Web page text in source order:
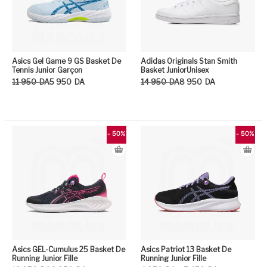
Asics Gel Game 9 GS Basket De
Tennis Junior Garçon
11 950 DA
Le prix initial était : 11 950DA.
5 950 DA
Le prix actuel est : 5 950DA.
Adidas Originals Stan Smith
Basket JuniorUnisex
14 950 DA
Le prix initial était : 14 950DA.
8 950 DA
Le prix actuel est : 8 950DA.
- 50%
Asics GEL-Cumulus 25 Basket De
Running Junior Fille
- 50%
Asics Patriot 13 Basket De
Running Junior Fille